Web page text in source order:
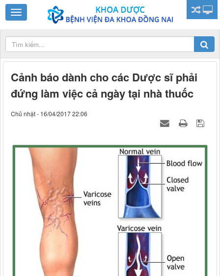
Cảnh báo dành cho các Dược sĩ phải
đứng làm việc cả ngày tại nhà thuốc
Chủ nhật - 16/04/2017 22:06